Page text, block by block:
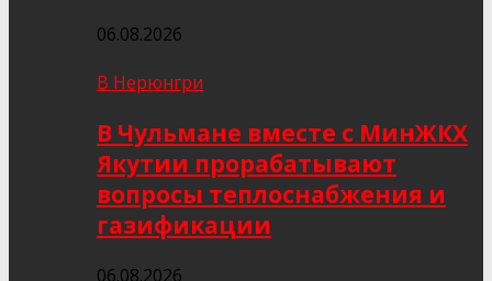
06.08.2026
В Нерюнгри
В Чульмане вместе с МинЖКХ
Якутии прорабатывают
вопросы теплоснабжения и
газификации
06.08.2026